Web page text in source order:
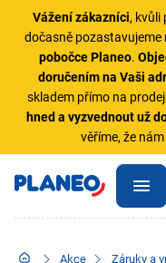
Vážení zákazníci, kvůli
dočasně
pobočce Planeo.
doručením na Vaši
skladem přímo na
hned a vyzvednout už
věříme, že
Akce
Záruky a